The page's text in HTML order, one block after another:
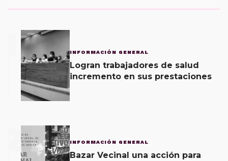
INFORMACIÓN GENERAL
Logran trabajadores de salud
incremento en sus prestaciones
2 INFORMACIÓN GENERAL
Bazar Vecinal una acción para